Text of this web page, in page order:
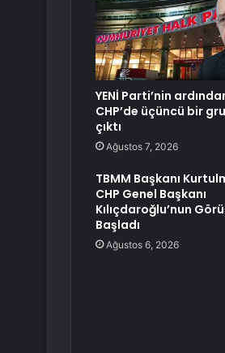
YENİ Parti’nin
CHP’de üçüncü bir
çıktı
Ağustos 7, 2026
TBMM Başkanı
CHP Genel Başkanı
Kılıçdaroğlu’nun
Başladı
Ağustos 6, 2026